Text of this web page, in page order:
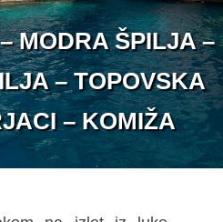
MODRA ŠPILJA –
– TOPOVSKA
– KOMIŽA